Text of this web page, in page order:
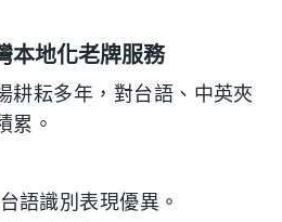
本地化老牌服務
耕耘多年，對台語、中英夾
累。
語識別表現優異。